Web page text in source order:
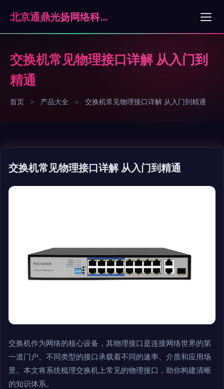
北京通鼎光扬网络科技有限公司
交换机常见物理接口详解 从入门到
精通
首页 > 产品大全 > 交换机常见物理接口详解 从入门到精通
交换机常见物理接口详解 从入门到精通
交换机作为网络的核心设备，其物理接口是连接网络世界的第
一道门户。不同类型的接口承载着不同的速率、介质和应用场
景。本文将系统梳理交换机上常见的物理接口，助你构建清晰
的知识体系。